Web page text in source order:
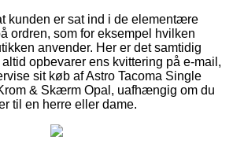
kunden er sat ind i de elementære
ordren, som for eksempel hvilken
anvender. Her er det samtidig
opbevarer ens kvittering på e-mail,
sit køb af Astro Tacoma Single
& Skærm Opal, uafhængig om du
til en herre eller dame.